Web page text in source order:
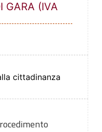
GARA (IVA
cittadinanza